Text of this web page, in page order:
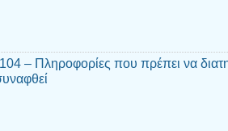
– Πληροφορίες που πρέπει να